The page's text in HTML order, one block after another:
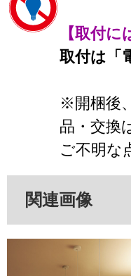
【取付
取付は「
※開梱後
品・交換
ご不明な
関連画像